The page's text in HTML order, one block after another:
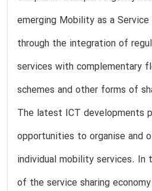
emerging Mobility as a
through the integration of
services with complementary
schemes and other forms of
The latest ICT developments
opportunities to organise and
individual mobility services. In
of the service sharing